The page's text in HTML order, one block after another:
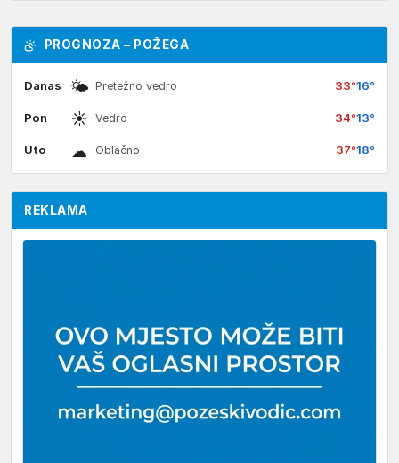
PROGNOZA – POŽEGA
Danas 🌤 Pretežno vedro 33°16°
Pon ☀ Vedro 34°13°
Uto ☁ Oblačno 37°18°
REKLAMA